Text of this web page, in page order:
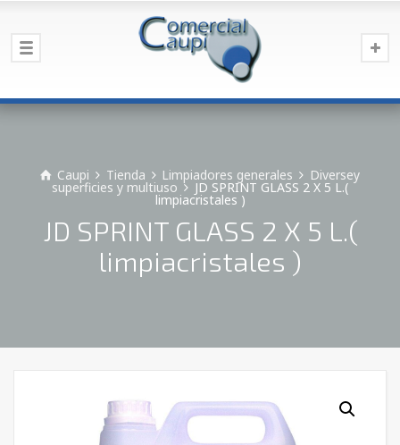
Caupi Tienda Limpiadores generales Diversey
superficies y multiuso JD SPRINT GLASS 2 X 5 L.(
limpiacristales )
JD SPRINT GLASS 2 X 5 L.(
limpiacristales )